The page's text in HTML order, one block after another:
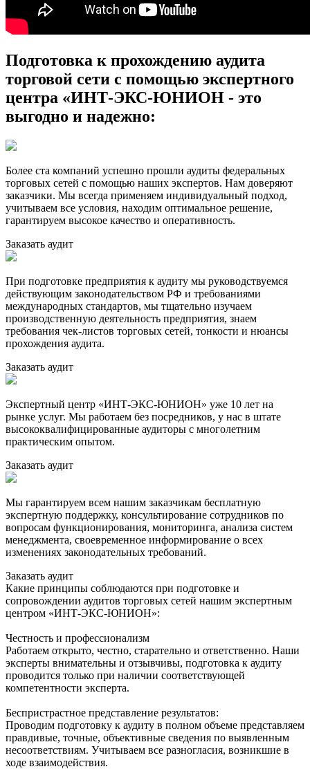
Подготовка к прохождению аудита
торговой сети с помощью экспертного
центра «ИНТ-ЭКС-ЮНИОН - это
выгодно и надежно:
Более ста компаний успешно прошли аудиты федеральных
торговых сетей с помощью наших экспертов. Нам доверяют
заказчики. Мы всегда применяем индивидуальный подход,
учитываем все условия, находим оптимальное решение,
гарантируем высокое качество и оперативность.
Заказать аудит
При подготовке предприятия к аудиту мы руководствуемся
действующим законодательством РФ и требованиями
международных стандартов, мы тщательно изучаем
производственную деятельность предприятия, знаем
требования чек-листов торговых сетей, тонкости и нюансы
прохождения аудита.
Заказать аудит
Экспертный центр «ИНТ-ЭКС-ЮНИОН» уже 10 лет на
рынке услуг. Мы работаем без посредников, у нас в штате
высококвалифицированные аудиторы с многолетним
практическим опытом.
Заказать аудит
Мы гарантируем всем нашим заказчикам бесплатную
экспертную поддержку, консультирование сотрудников по
вопросам функционирования, мониторинга, анализа систем
менеджмента, своевременное информирование о всех
изменениях законодательных требований.
Заказать аудит
Какие принципы соблюдаются при подготовке и
сопровождении аудитов торговых сетей нашим экспертным
центром «ИНТ-ЭКС-ЮНИОН»:
Честность и профессионализм
Работаем открыто, честно, старательно и ответственно. Наши
эксперты внимательны и отзывчивы, подготовка к аудиту
проводится только при наличии соответствующей
компетентности эксперта.
Беспристрастное представление результатов:
Проводим подготовку к аудиту в полном объеме представляем
правдивые, точные, объективные сведения по выявленным
несоответствиям. Учитываем все разногласия, возникшие в
ходе взаимодействия.